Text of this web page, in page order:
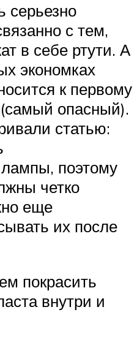
серьезно
с тем,
в себе ртути. А
экономках
к первому
опасный).
статью:
поэтому
четко
еще
их после
покрасить
внутри и